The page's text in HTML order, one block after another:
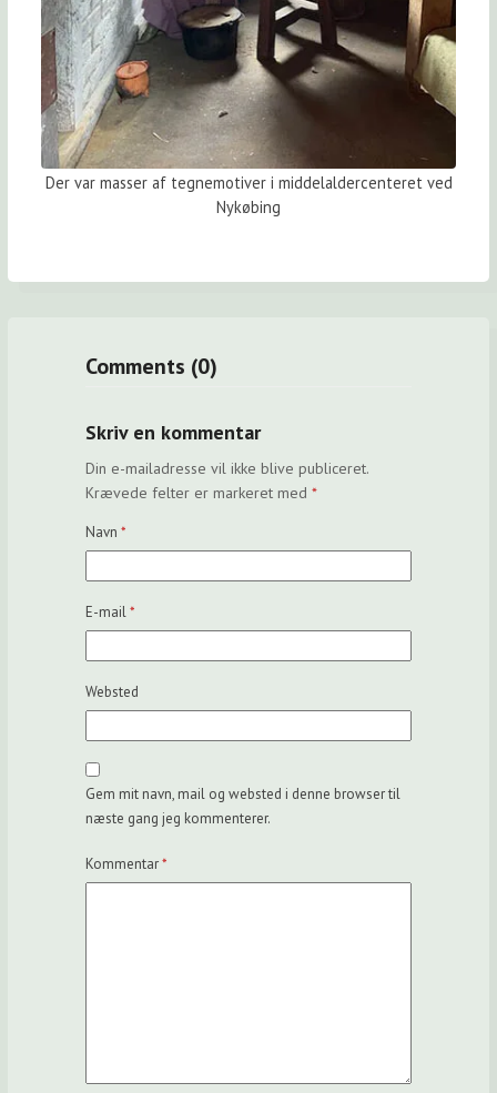
Der var masser af tegnemotiver i middelaldercenteret ved
Nykøbing
Comments (0)
Skriv en kommentar
Din e-mailadresse vil ikke blive publiceret.
Krævede felter er markeret med*
Navn*
E-mail*
Websted
Gem mit navn, mail og websted i denne browser til
næste gang jeg kommenterer.
Kommentar*